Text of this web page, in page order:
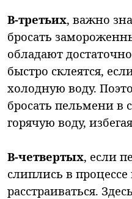
В-третьих, важно
бросать
обладают
быстро склеятся,
холодную воду.
бросать пельмени
горячую воду,
В-четвертых, если
слиплись в процессе
расстраиваться.